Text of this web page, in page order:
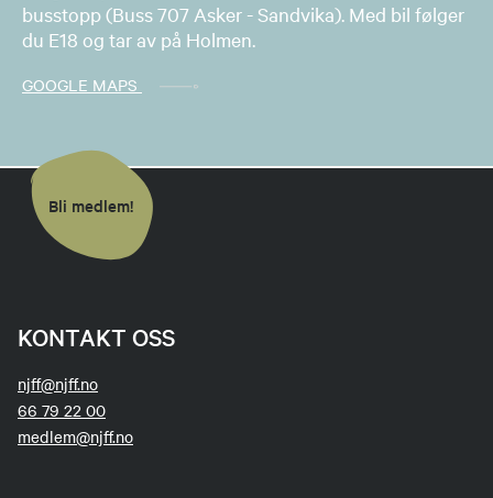
busstopp ​(Buss 707 Asker - Sandvika). Med bil følger
du E18 og tar av på Holmen.
GOOGLE MAPS
Bli medlem!
KONTAKT OSS
njff@njff.no
66 79 22 00
medlem@njff.no